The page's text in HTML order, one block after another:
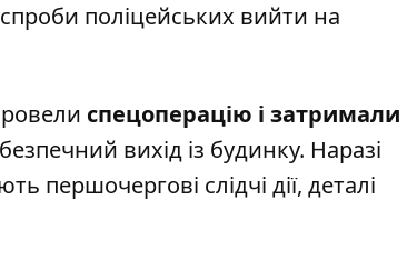
поліцейських вийти на
спецоперацію і затримали
вихід із будинку. Наразі
першочергові слідчі дії, деталі